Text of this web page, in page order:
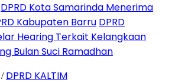
DPRD Kota Samarinda Menerima
Kabupaten Barru DPRD
Hearing Terkait Kelangkaan
Bulan Suci Ramadhan
/ DPRD KALTIM